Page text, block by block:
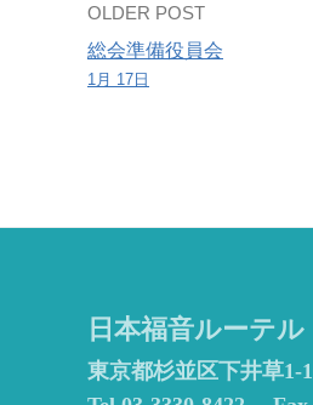
Post
navigation
OLDER POST
総会準備役員会
1月 17日
日本福音ルーテル
東京都杉並区下井草1-